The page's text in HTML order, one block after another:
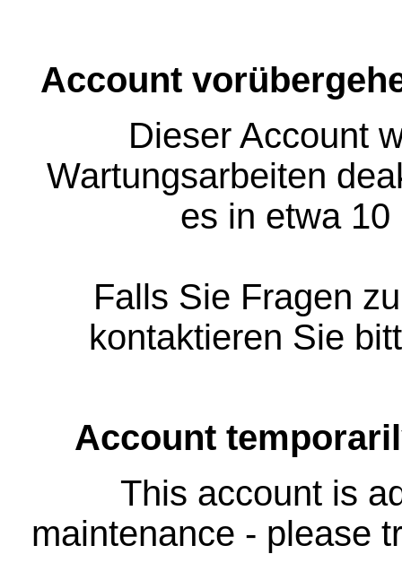
Account
Dieser Account
Wartungsarbeiten
es in etwa
Falls Sie Fragen
kontaktieren Sie
Account
This account is
maintenance - please